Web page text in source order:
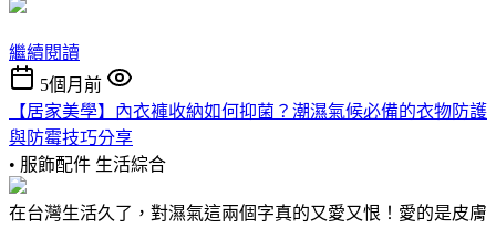
繼續閱讀
5個月前
【居家美學】內衣褲收納如何抑菌？潮濕氣候必備的衣物防護
與防霉技巧分享
• 服飾配件 生活綜合
在台灣生活久了，對濕氣這兩個字真的又愛又恨！愛的是皮膚